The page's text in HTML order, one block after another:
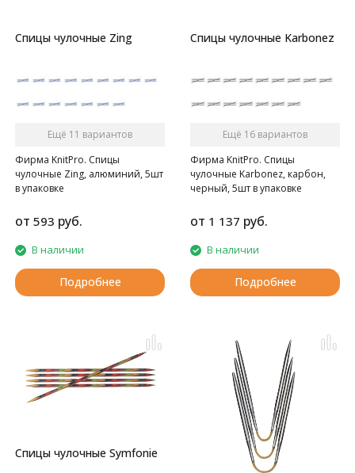
Спицы чулочные Zing
Ещё 11 вариантов
Фирма KnitPro. Спицы
чулочные Zing, алюминий, 5шт
в упаковке
от 593 руб.
В наличии
Подробнее
Спицы чулочные Karbonez
Ещё 16 вариантов
Фирма KnitPro. Спицы
чулочные Karbonez, карбон,
черный, 5шт в упаковке
от 1 137 руб.
В наличии
Подробнее
Спицы чулочные Symfonie